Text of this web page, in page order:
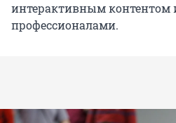
интерактивным
профессионалами.